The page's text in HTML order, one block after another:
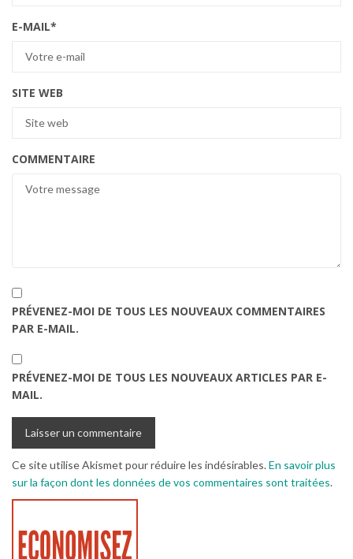
E-MAIL*
SITE WEB
COMMENTAIRE
PRÉVENEZ-MOI DE TOUS LES NOUVEAUX COMMENTAIRES
PAR E-MAIL.
PRÉVENEZ-MOI DE TOUS LES NOUVEAUX ARTICLES PAR E-
MAIL.
Ce site utilise Akismet pour réduire les indésirables.En savoir plus
sur la façon dont les données de vos commentaires sont traitées.